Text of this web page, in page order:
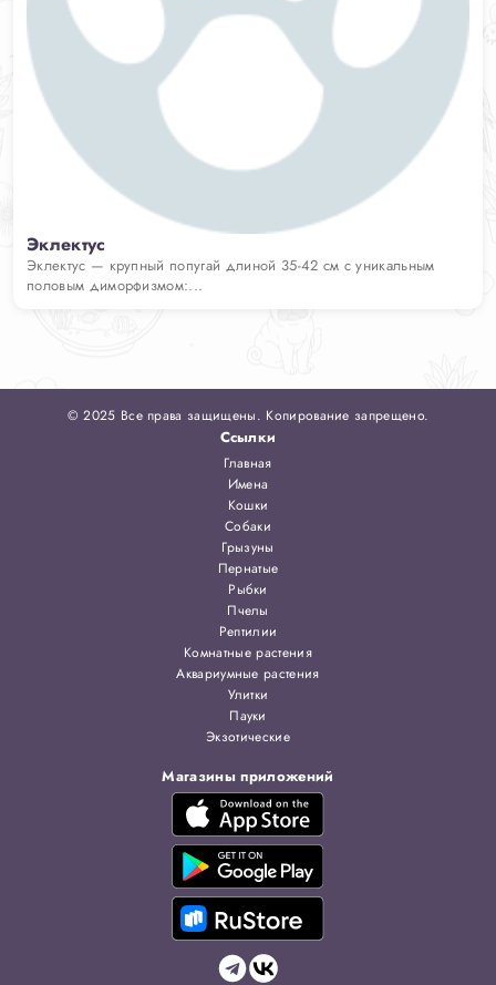
Эклектус
Эклектус — крупный попугай длиной 35-42 см с уникальным
половым диморфизмом:...
© 2025 Все права защищены. Копирование запрещено.
Ссылки
Главная
Имена
Кошки
Собаки
Грызуны
Пернатые
Рыбки
Пчелы
Рептилии
Комнатные растения
Аквариумные растения
Улитки
Пауки
Экзотические
Магазины приложений